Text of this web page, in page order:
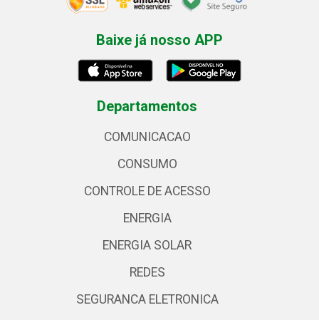
Baixe já nosso APP
Departamentos
COMUNICACAO
CONSUMO
CONTROLE DE ACESSO
ENERGIA
ENERGIA SOLAR
REDES
SEGURANCA ELETRONICA